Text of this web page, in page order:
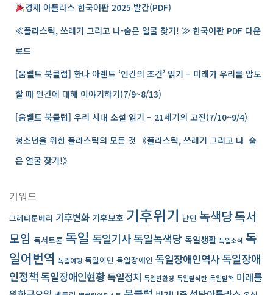
경제 아틀라스 한국어판 2025 발간(PDF)
≪플라스틱, 쓰레기 그리고 나-숨은 얼굴 찾기! ≫ 한국어판 PDF 다운
로드
[움벨트 북클럽] 한나 아렌트 ‘인간의 조건’ 읽기 – 미래가 우리를 압도
할 때 인간에 대해 이야기하기(7/9~8/13)
[움벨트 북클럽] 우리 시대 소설 읽기 – 21세기의 고전(7/10~9/4)
청소년을 위한 플라스틱의 모든 것 《플라스틱, 쓰레기 그리고 나 ­ 숨
은 얼굴 찾기!》
키워드
그레타툰베리 기후변화 기후보호 기후위기 난민 녹색당독서
모임 독서토론 독일 독일기사독일녹색당 독일생활 독일소식 독
일어번역 독일여행 독일이민 독일장애인 독일장애인역사독일장애
인정책 독일장애인현황독일정치 독일친환경 독일탈석탄 독일탈핵 미래를